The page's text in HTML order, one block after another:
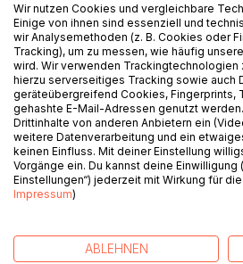
BESCHREIBUNG
Ein Selbermachbuch
WEITERE
Wir nutzen Cookies und vergleichbare
Einige von ihnen sind essenziell und
wir Analysemethoden (z. B. Cookies oder
Tracking), um zu messen, wie häufig
wird. Wir verwenden
hierzu serverseitiges Tracking sowie auch
geräteübergreifend Cookies, Fingerprints,
gehashte E-Mail-Adressen genutzt
Drittinhalte von anderen Anbietern ein
weitere Datenverarbeitung und ein
keinen Einfluss. Mit deiner Einstellung
Vorgänge ein. Du kannst deine Einwilligung
Einstellungen“) jederzeit mit Wirkung für
Impressum)
ABLEHNEN